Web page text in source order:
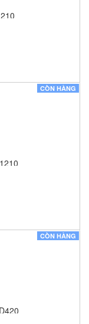
CÒN HÀNG
CÒN HÀNG